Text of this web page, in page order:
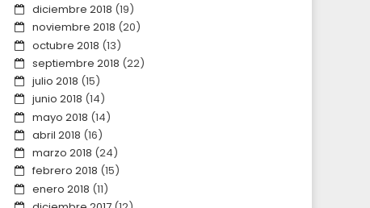
diciembre 2018 (19)
noviembre 2018 (20)
octubre 2018 (13)
septiembre 2018 (22)
julio 2018 (15)
junio 2018 (14)
mayo 2018 (14)
abril 2018 (16)
marzo 2018 (24)
febrero 2018 (15)
enero 2018 (11)